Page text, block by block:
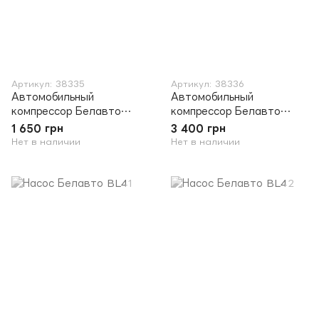
Артикул: 38335
Автомобильный
компрессор Белавто
БК-45 Зубр
1 650 грн
Нет в наличии
Артикул: 38336
Автомобильный
компрессор Белавто
БК-46 Буран
3 400 грн
Нет в наличии